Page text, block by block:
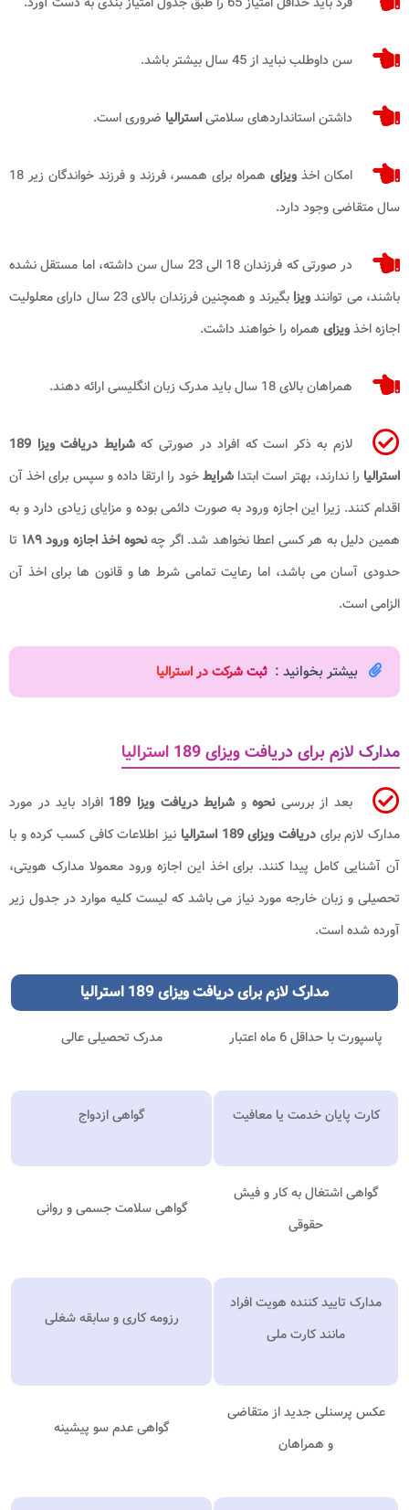
سن داوطلب نباید از 45 سال بیشتر باشد.
داشتن استانداردهای سلامتیاسترالیاضروری است.
امکان اخذویزای
همراه برای همسر، فرزند و فرزند خواندگان زیر 18
سال متقاضی وجود دارد.
در صورتی که فرزندان 18 الی 23 سال سن داشته، اما مستقل نشده
باشند، می توانندویزا
بگیرند و همچنین فرزندان بالای 23 سال دارای معلولیت
اجازه اخذویزایهمراه را خواهند داشت.
همراهان بالای 18 سال باید مدرک زبان انگلیسی ارائه دهند.
لازم به ذکر است که افراد در صورتی که
شرایط دریافت ویزا 189
استرالیارا ندارند، بهتر است ابتداشرایطخود را ارتقا داده و سپس برای اخذ آن
اقدام کنند. زیرا این اجازه ورود به صورت دائمی بوده و مزایای زیادی دارد و به
همین دلیل به هر کسی اعطا نخواهد شد. اگر چهنحوه اخذ اجازه ورود ۱۸۹
تا
حدودی آسان می باشد، اما رعایت تمامی شرط ها و قانون ها برای اخذ آن
الزامی است.
بیشتر بخوانید : ثبت شرکت در استرالیا
مدارک لازم برای دریافت ویزای 189 استرالیا
بعد از بررسی نحوه و شرایط دریافت ویزا 189
افراد باید در مورد
مدارک لازم برایدریافت ویزای 189 استرالیا
نیز اطلاعات کافی کسب کرده و با
آن آشنایی کامل پیدا کنند. برای اخذ این اجازه ورود معمولا مدارک هویتی،
تحصیلی و زبان خارجه مورد نیاز می باشد که لیست کلیه موارد در جدول زیر
آورده شده است.
مدارک لازم برای دریافت ویزای 189 استرالیا
پاسپورت با حداقل 6 ماه اعتبار مدرک تحصیلی عالی
کارت پایان خدمت یا معافیت گواهی ازدواج
گواهی اشتغال به کار و فیش
حقوقی
گواهی سلامت جسمی و روانی
مدارک تایید کننده هویت افراد
مانند کارت ملی
رزومه کاری و سابقه شغلی
عکس پرسنلی جدید از متقاضی
و همراهان
گواهی عدم سو پیشینه